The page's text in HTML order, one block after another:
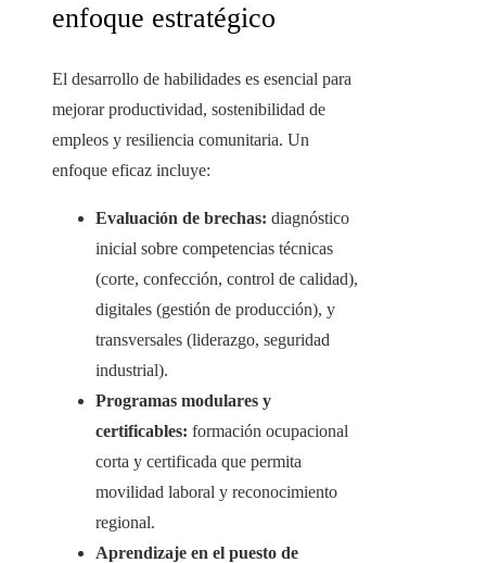
enfoque estratégico
El desarrollo de habilidades es esencial para
mejorar productividad, sostenibilidad de
empleos y resiliencia comunitaria. Un
enfoque eficaz incluye:
Evaluación de brechas: diagnóstico
inicial sobre competencias técnicas
(corte, confección, control de calidad),
digitales (gestión de producción), y
transversales (liderazgo, seguridad
industrial).
Programas modulares y
certificables: formación ocupacional
corta y certificada que permita
movilidad laboral y reconocimiento
regional.
Aprendizaje en el puesto de